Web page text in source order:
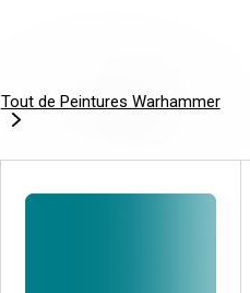
Tout de Peintures Warhammer